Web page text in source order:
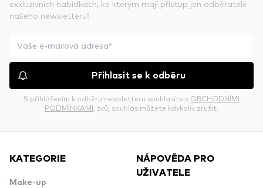
exkluzivních nabídkách, ke kterým mají přístup jen odběratelé
našeho newsletteru!
Přihlasit se k odběru
S přihlášením k odběru newsletteru souhlasíte s OBCHODNÍMI
PODMÍNKAMI , svůj souhlas můžete kdykoliv zrušit.
KATEGORIE
Make-up
NÁPOVĚDA PRO
UŽIVATELE